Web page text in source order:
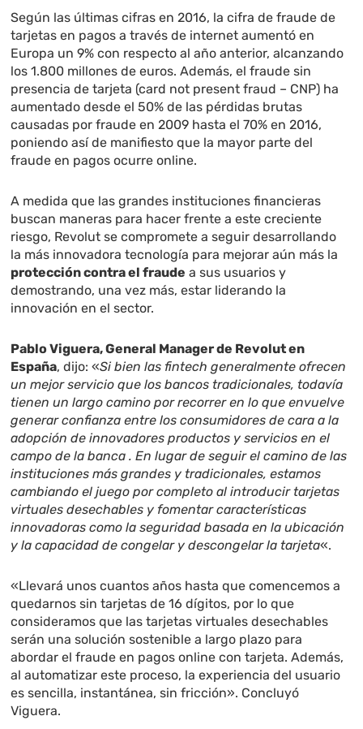
Según las últimas cifras en 2016, la cifra de fraude de
tarjetas en pagos a través de internet aumentó en
Europa un 9% con respecto al año anterior, alcanzando
los 1.800 millones de euros. Además, el fraude sin
presencia de tarjeta (card not present fraud – CNP) ha
aumentado desde el 50% de las pérdidas brutas
causadas por fraude en 2009 hasta el 70% en 2016,
poniendo así de manifiesto que la mayor parte del
fraude en pagos ocurre online.
A medida que las grandes instituciones financieras
buscan maneras para hacer frente a este creciente
riesgo, Revolut se compromete a seguir desarrollando
la más innovadora tecnología para mejorar aún más la
protección contra el fraude a sus usuarios y
demostrando, una vez más, estar liderando la
innovación en el sector.
Pablo Viguera, General Manager de Revolut en
España, dijo: «Si bien las fintech generalmente ofrecen
un mejor servicio que los bancos tradicionales, todavía
tienen un largo camino por recorrer en lo que envuelve
generar confianza entre los consumidores de cara a la
adopción de innovadores productos y servicios en el
campo de la banca . En lugar de seguir el camino de las
instituciones más grandes y tradicionales, estamos
cambiando el juego por completo al introducir tarjetas
virtuales desechables y fomentar características
innovadoras como la seguridad basada en la ubicación
y la capacidad de congelar y descongelar la tarjeta«.
«Llevará unos cuantos años hasta que comencemos a
quedarnos sin tarjetas de 16 dígitos, por lo que
consideramos que las tarjetas virtuales desechables
serán una solución sostenible a largo plazo para
abordar el fraude en pagos online con tarjeta. Además,
al automatizar este proceso, la experiencia del usuario
es sencilla, instantánea, sin fricción». Concluyó
Viguera.